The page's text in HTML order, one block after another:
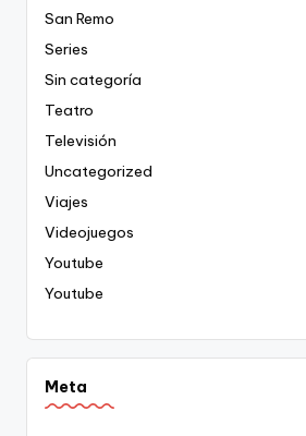
San Remo
Series
Sin categoría
Teatro
Televisión
Uncategorized
Viajes
Videojuegos
Youtube
Youtube
Meta